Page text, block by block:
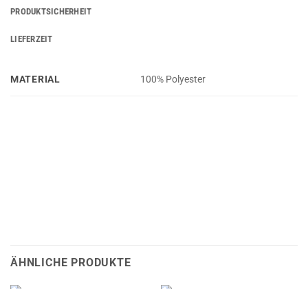
PRODUKTSICHERHEIT
LIEFERZEIT
MATERIAL 100% Polyester
ÄHNLICHE PRODUKTE